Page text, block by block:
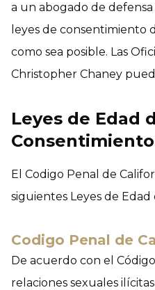
a un abogado de
leyes de consentimiento
como sea posible. Las
Christopher Chaney
Leyes de Edad
Consentimiento
El Codigo Penal de
siguientes Leyes de
Codigo Penal de
De acuerdo con el
relaciones sexuales